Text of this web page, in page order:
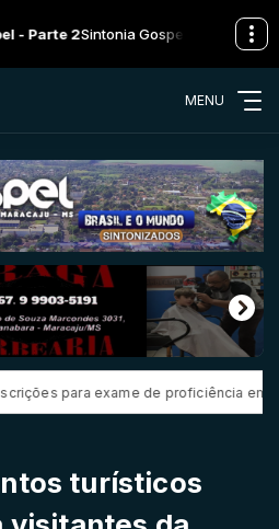
2Sintonia Gospel das 00:00 às
MENU
exame de proficiência em
turísticos